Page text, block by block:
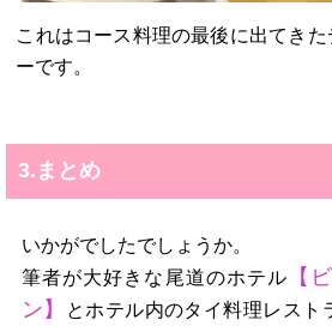
これはコース料理の最後に出てき
ーです。
3.まとめ
いかがでしたでしょうか。
筆者が大好きな尾道のホテル
【
ン】
とホテル内のタイ料理レスト